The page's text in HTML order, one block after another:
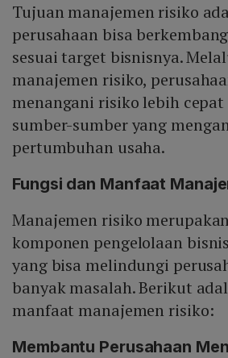
Tujuan manajemen risiko
perusahaan bisa
sesuai target bisnisnya.
manajemen risiko,
menangani risiko lebih
sumber-sumber yang
pertumbuhan usaha.
Fungsi dan Manfaat
Manajemen risiko
komponen pengelolaan
yang bisa melindungi
banyak masalah. Berikut
manfaat manajemen risiko:
Membantu Perusahaan